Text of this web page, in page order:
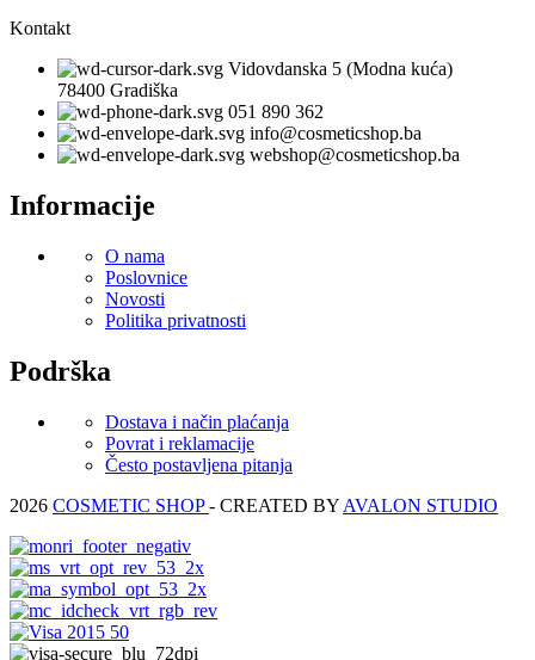
Kontakt
Vidovdanska 5 (Modna kuća)
78400 Gradiška
051 890 362
info@cosmeticshop.ba
webshop@cosmeticshop.ba
Informacije
O nama
Poslovnice
Novosti
Politika privatnosti
Podrška
Dostava i način plaćanja
Povrat i reklamacije
Često postavljena pitanja
2026 COSMETIC SHOP- CREATED BY AVALON STUDIO